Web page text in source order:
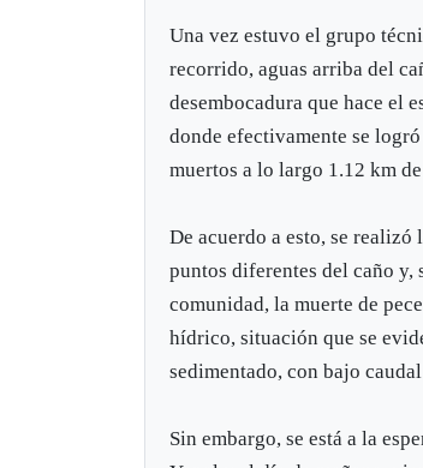
Una vez estuvo el grupo
recorrido, aguas arriba del
desembocadura que hace el
donde efectivamente se
muertos a lo largo 1.12 km
De acuerdo a esto, se realizó
puntos diferentes del caño y,
comunidad, la muerte de
hídrico, situación que se
sedimentado, con bajo
Sin embargo, se está a la